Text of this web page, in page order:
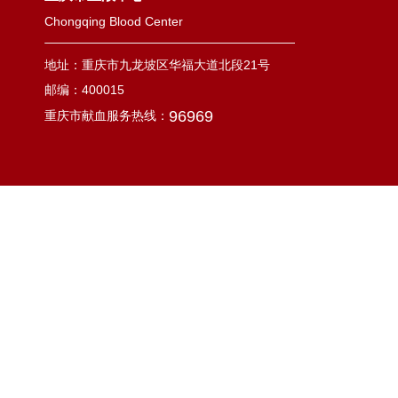
Chongqing Blood Center
地址：重庆市九龙坡区华福大道北段21号
邮编：400015
重庆市献血服务热线： 96969